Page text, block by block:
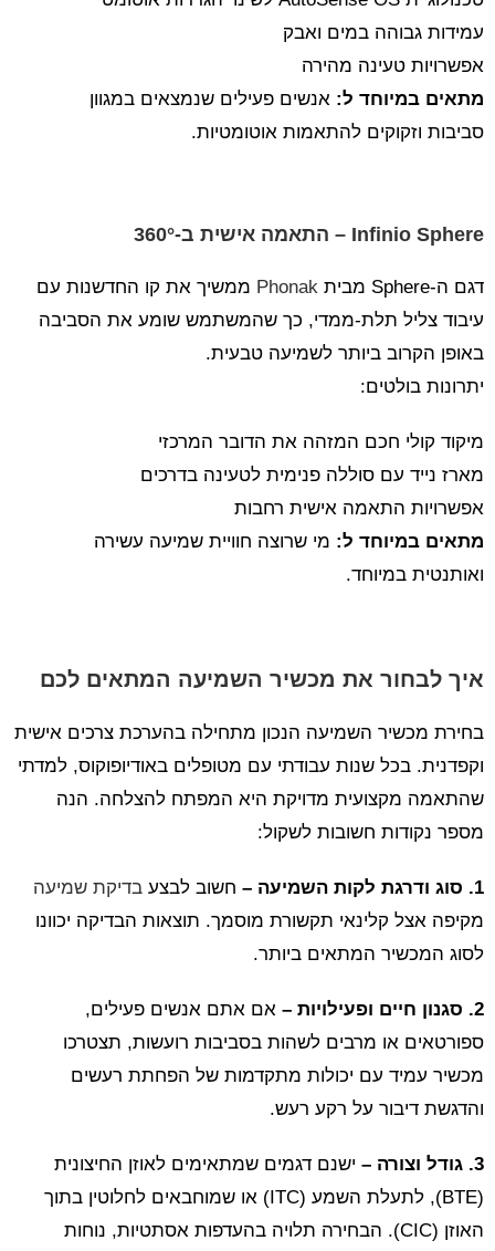
עמידות גבוהה במים ואבק
אפשרויות טעינה מהירה
מתאים במיוחד ל: אנשים פעילים שנמצאים במגוון
סביבות וזקוקים להתאמות אוטומטיות.
Infinio Sphere – התאמה אישית ב-360°
דגם ה-Sphere מבית Phonak ממשיך את קו החדשנות עם
עיבוד צליל תלת-ממדי, כך שהמשתמש שומע את הסביבה
באופן הקרוב ביותר לשמיעה טבעית.
יתרונות בולטים:
מיקוד קולי חכם המזהה את הדובר המרכזי
מארז נייד עם סוללה פנימית לטעינה בדרכים
אפשרויות התאמה אישית רחבות
מתאים במיוחד ל: מי שרוצה חוויית שמיעה עשירה
ואותנטית במיוחד.
איך לבחור את מכשיר השמיעה המתאים לכם
בחירת מכשיר השמיעה הנכון מתחילה בהערכת צרכים אישית
וקפדנית. בכל שנות עבודתי עם מטופלים באודיופוקוס, למדתי
שהתאמה מקצועית מדויקת היא המפתח להצלחה. הנה
מספר נקודות חשובות לשקול:
1. סוג ודרגת לקות השמיעה – חשוב לבצע בדיקת שמיעה
מקיפה אצל קלינאי תקשורת מוסמך. תוצאות הבדיקה יכוונו
לסוג המכשיר המתאים ביותר.
2. סגנון חיים ופעילויות –
אם אתם אנשים פעילים,
ספורטאים או מרבים לשהות בסביבות רועשות, תצטרכו
מכשיר עמיד עם יכולות מתקדמות של הפחתת רעשים
והדגשת דיבור על רקע רעש.
3. גודל וצורה –
ישנם דגמים שמתאימים לאוזן החיצונית
(BTE), לתעלת השמע (ITC) או שמוחבאים לחלוטין בתוך
האוזן (CIC). הבחירה תלויה בהעדפות אסתטיות, נוחות